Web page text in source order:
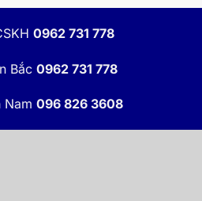
0962 731 778
Bắc 0962 731 778
Nam 096 826 3608